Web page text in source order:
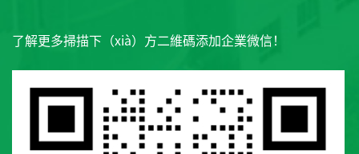
了解更多掃描下（xià）方二維碼添加企業微信！